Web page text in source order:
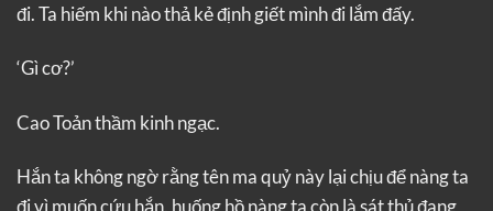
đi. Ta hiếm khi nào thả kẻ định giết mình đi lắm đấy.
‘Gì cơ?’
Cao Toản thầm kinh ngạc.
Hắn ta không ngờ rằng tên ma quỷ này lại chịu để nàng ta
đi vì muốn cứu hắn, huống hồ nàng ta còn là sát thủ đang